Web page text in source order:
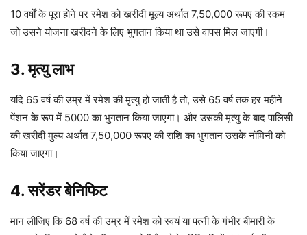
10 वर्षों के पूरा होने पर रमेश को खरीदी मूल्य अर्थात 7,50,000 रूपए की रकम
जो उसने योजना खरीदने के लिए भुगतान किया था उसे वापस मिल जाएगी।
3. मृत्यु लाभ
यदि 65 वर्ष की उम्र में रमेश की मृत्यु हो जाती है तो, उसे 65 वर्ष तक हर महीने
पेंशन के रूप में 5000 का भुगतान किया जाएगा। और उसकी मृत्यु के बाद पालिसी
की खरीदी मुल्य अर्थात 7,50,000 रूपए की राशि का भुगतान उसके नॉमिनी को
किया जाएगा।
4. सरेंडर बेनिफिट
मान लीजिए कि 68 वर्ष की उम्र में रमेश को स्वयं या पत्नी के गंभीर बीमारी के